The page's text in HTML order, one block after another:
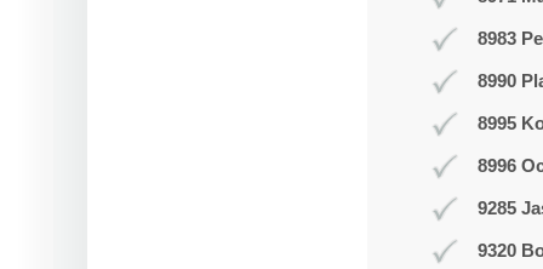
8983
8990
8995
8996
9285
9320